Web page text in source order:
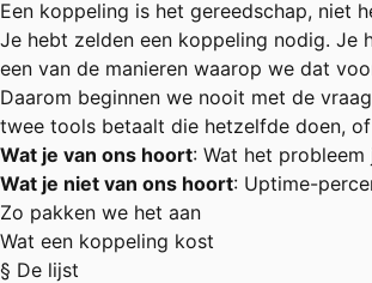
Een koppeling is het gereedschap, niet
Je hebt zelden een koppeling nodig.
een van de manieren waarop we dat
Daarom beginnen we nooit met de
twee tools betaalt die hetzelfde doen,
Wat je van ons hoort: Wat het
Wat je niet van ons hoort: Uptime-
Zo pakken we het aan
Wat een koppeling kost
§ De lijst